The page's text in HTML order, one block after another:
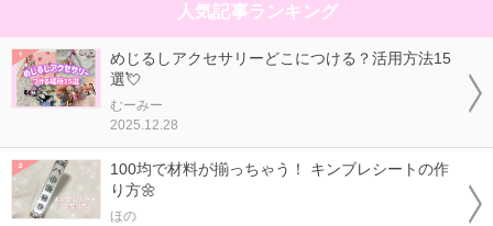
人気記事ランキング
めじるしアクセサリーどこにつける？活用方法15
選💘
むーみー
2025.12.28
100均で材料が揃っちゃう！ キンブレシートの作
り方🌼
ほの